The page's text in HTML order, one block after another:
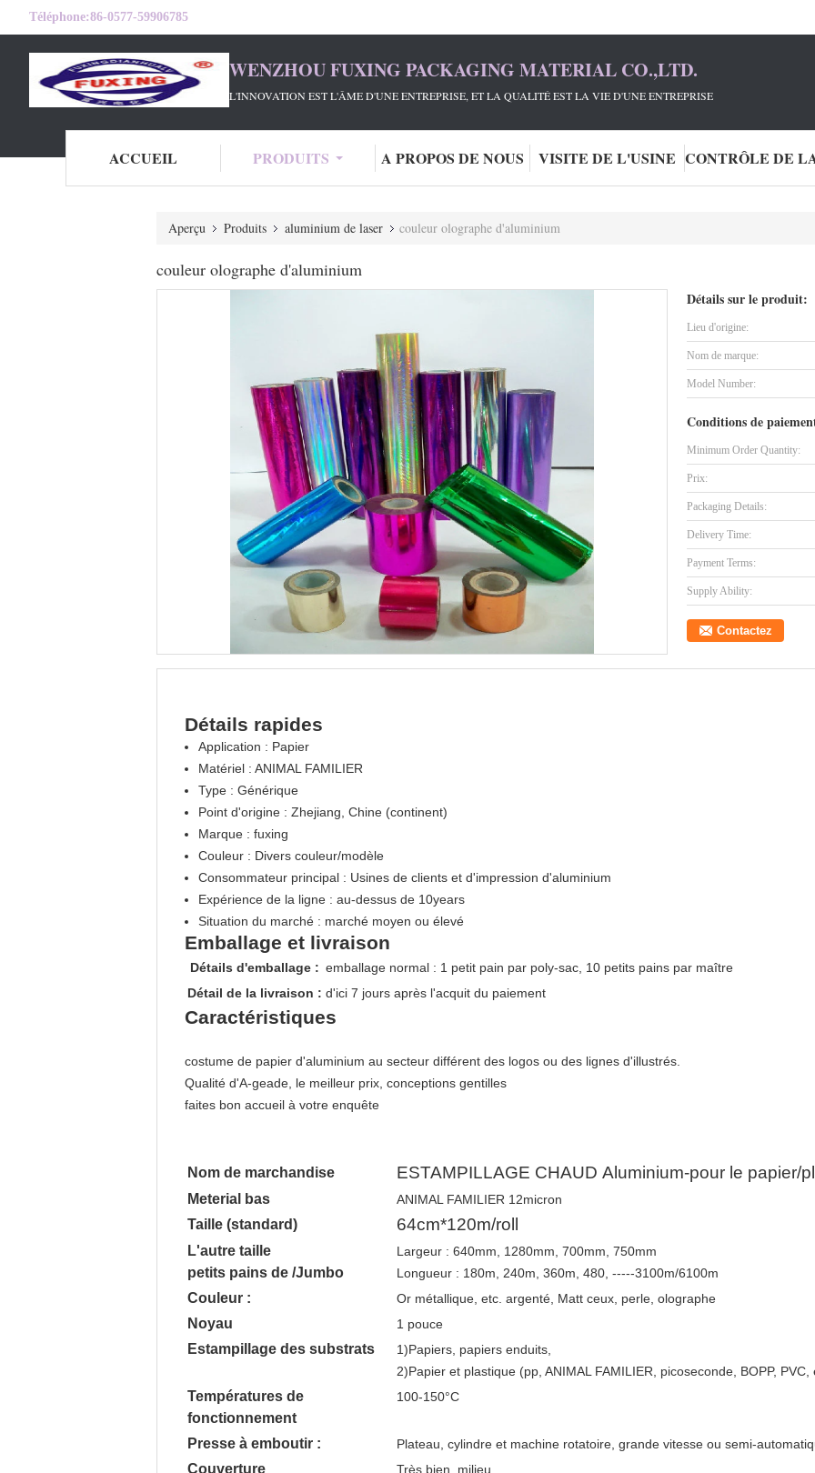
Téléphone:86-0577-59906785
WENZHOU FUXING PACKAGING MATERIAL CO.,LTD.
L'INNOVATION EST L'ÂME D'UNE ENTREPRISE, ET LA QUALITÉ EST LA VIE D'UNE ENTREPRISE
ACCUEIL PRODUITS A PROPOS DE NOUS VISITE DE L'USINE
Aperçu Produits aluminium de laser couleur olographe d'aluminium
couleur olographe d'aluminium
Détails sur le produit:
Lieu d'origine:
Nom de marque:
Model Number:
Conditions de
Minimum Order Quantity:
Prix:
Packaging Details:
Delivery Time:
Payment Terms:
Supply Ability:
Contactez
Détails rapides
Application : Papier
Matériel : ANIMAL FAMILIER
Type : Générique
Point d'origine : Zhejiang, Chine (continent)
Marque : fuxing
Couleur : Divers couleur/modèle
Consommateur principal : Usines de clients et d'impression d'aluminium
Expérience de la ligne : au-dessus de 10years
Situation du marché : marché moyen ou élevé
Emballage et livraison
Détails d'emballage : emballage normal : 1 petit pain par poly-sac, 10 petits pains par maître
Détail de la livraison : d'ici 7 jours après l'acquit du paiement
Caractéristiques
costume de papier d'aluminium au secteur différent des logos ou des lignes d'illustrés.
Qualité d'A-geade, le meilleur prix, conceptions gentilles
faites bon accueil à votre enquête
Nom de marchandise ESTAMPILLAGE CHAUD Aluminium-pour le papier/
Meterial bas ANIMAL FAMILIER 12micron
Taille (standard) 64cm*120m/roll
L'autre taille
petits pains de /Jumbo
Largeur : 640mm, 1280mm, 700mm, 750mm
Longueur : 180m, 240m, 360m, 480, -----3100m/6100m
Couleur : Or métallique, etc. argenté, Matt ceux, perle, olographe
Noyau 1 pouce
Estampillage des substrats
1)Papiers, papiers enduits,
2)Papier et plastique (pp, ANIMAL FAMILIER, picoseconde, BOPP,
Températures de
fonctionnement
100-150°C
Presse à emboutir : Plateau, cylindre et machine rotatoire, grande vitesse ou semi-
Couverture Très bien, milieu,